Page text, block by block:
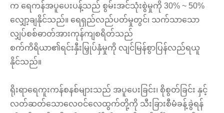
က ရေကန်အပူပေးပန့်သည် စွမ်းအင်သုံးစွဲမှုကို 30% ~ 50%
လျှော့ချနိုင်သည်။ ရေရှည်လည်ပတ်မှုတွင်၊ သက်သာသော
လျှပ်စစ်ဓာတ်အားကုန်ကျစရိတ်သည်
စက်ကိရိယာ၏ရင်းနှီးမြှုပ်နှံမှုကို လျင်မြန်စွာပြန်လည်ရယူ
နိုင်သည်။
ရိုးရာရေကူးကန်စနစ်များသည် အပူပေးခြင်း၊ စိုစွတ်ခြင်း နှင့်
လတ်ဆတ်သောလေဝင်လေထွက်တို့ကို သီးခြားစီမံခန့်ခွဲရန်